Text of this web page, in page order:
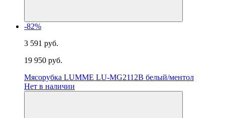
-82%
3 591 руб.
19 950 руб.
Мясорубка LUMME LU-MG2112B белый/ментол
Нет в наличии